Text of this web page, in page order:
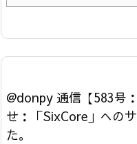
@donpy 通信【583号
せ：「SixCore」への
た。